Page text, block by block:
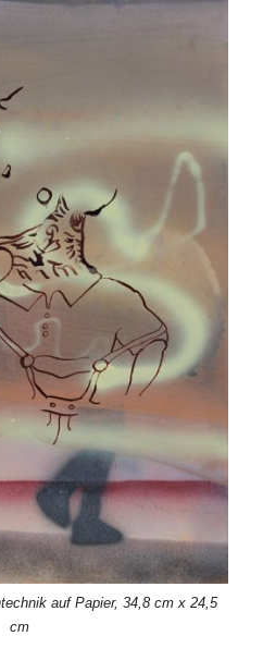
auf Papier, 34,8 cm x 24,5
cm